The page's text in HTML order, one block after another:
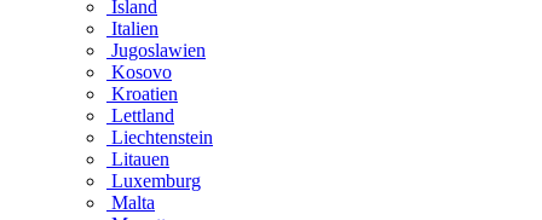
Island
Italien
Jugoslawien
Kosovo
Kroatien
Lettland
Liechtenstein
Litauen
Luxemburg
Malta